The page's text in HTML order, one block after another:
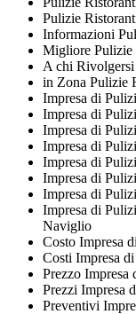
Pulizie
Informazioni
Migliore Pulizie
A chi
in Zona Pulizie
Impresa di
Impresa di
Impresa di
Impresa di
Impresa di
Impresa di
Impresa di
Impresa di
Naviglio
Costo Impresa
Costi Impresa
Prezzo
Prezzi Impresa
Preventivi